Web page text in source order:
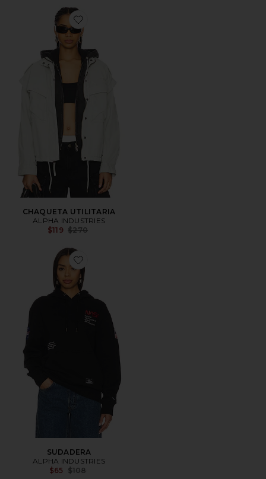
Favorite CHAQUETA UTILITARIA
CHAQUETA UTILITARIA
ALPHA INDUSTRIES
$119 Previous price:
$270
Favorite SUDADERA
SUDADERA
ALPHA INDUSTRIES
$65 Previous price:
$108